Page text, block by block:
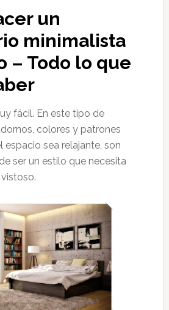
un
minimalista
– Todo lo que
fácil. En este tipo de
colores y patrones
espacio sea relajante, son
ser un estilo que necesita